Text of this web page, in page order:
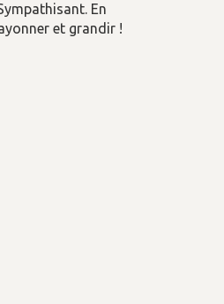
En
et grandir !